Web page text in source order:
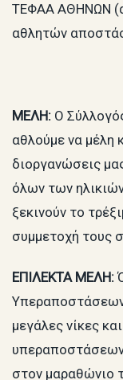
ΤΕΦΑΑ ΑΘΗΝΩΝ
αθλητών
ΜΕΛΗ: Ο
αθλούμε να μέλη
διοργανώσεις
όλων των
ξεκινούν το
συμμετοχή τους
ΕΠΙΛΕΚΤΑ ΜΕΛΗ:
μεγάλες νίκες
στον μαραθώνιο